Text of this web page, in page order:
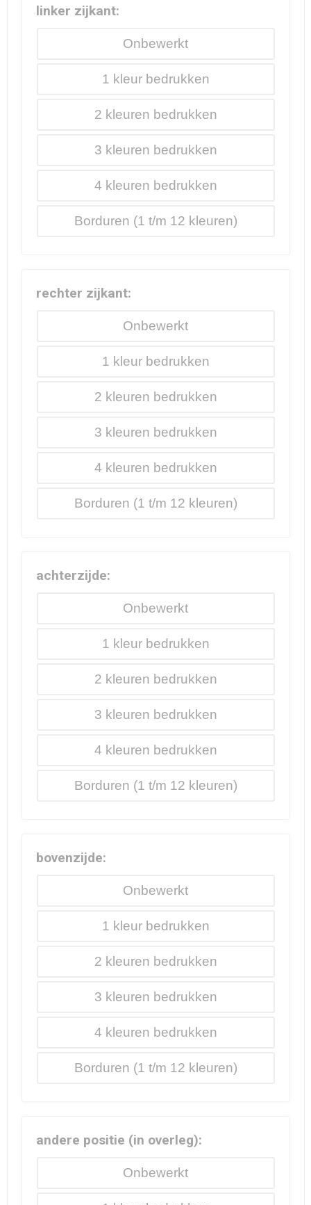
linker zijkant:
Onbewerkt
1
2
3
4
Borduren
rechter zijkant:
Onbewerkt
1
2
3
4
Borduren
achterzijde:
Onbewerkt
1
2
3
4
Borduren
bovenzijde:
Onbewerkt
1
2
3
4
Borduren
andere positie (in overleg):
Onbewerkt